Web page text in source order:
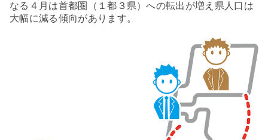
なる４月は首都圏（１都３県）への転出が増え県人口は
大幅に減る傾向があります。